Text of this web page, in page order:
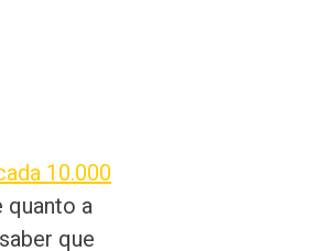
10.000
quanto a
que